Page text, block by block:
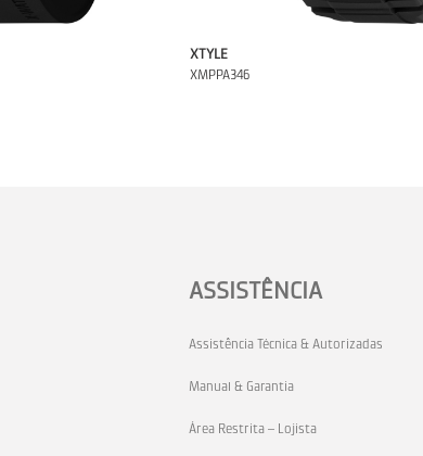
XTYLE
XMPPA346
ASSISTÊNCIA
Assistência Técnica & Autorizadas
Manual & Garantia
Área Restrita – Lojista